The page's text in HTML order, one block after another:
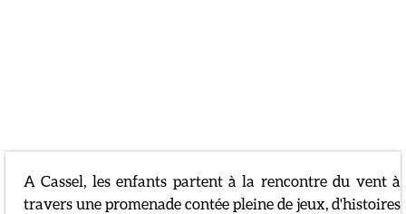
Présentation
A Cassel, les enfants partent à la rencontre du vent à
travers une promenade contée pleine de jeux, d'histoires